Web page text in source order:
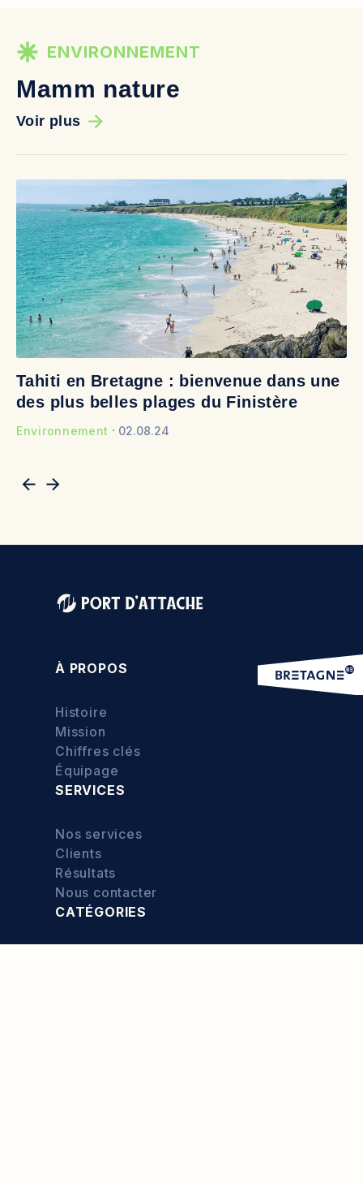
Mamm nature
ENVIRONNEMENT
Voir plus
Tahiti en Bretagne : bienvenue dans une
des plus belles plages du Finistère
Environnement 02.08.24
À PROPOS
Histoire
Mission
Chiffres clés
Équipage
SERVICES
Nos services
Clients
Résultats
Nous contacter
CATÉGORIES